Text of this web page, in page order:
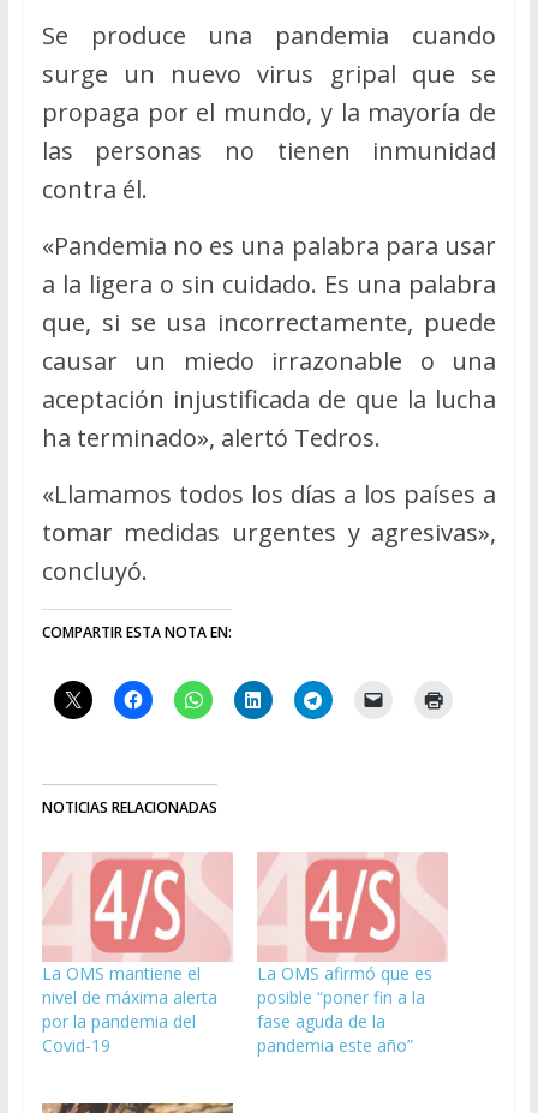
Se produce una pandemia cuando
surge un nuevo virus gripal que se
propaga por el mundo, y la mayoría de
las personas no tienen inmunidad
contra él.
«Pandemia no es una palabra para usar
a la ligera o sin cuidado. Es una palabra
que, si se usa incorrectamente, puede
causar un miedo irrazonable o una
aceptación injustificada de que la lucha
ha terminado», alertó Tedros.
«Llamamos todos los días a los países a
tomar medidas urgentes y agresivas»,
concluyó.
COMPARTIR ESTA NOTA EN:
NOTICIAS RELACIONADAS
La OMS mantiene el
nivel de máxima alerta
por la pandemia del
Covid-19
La OMS afirmó que es
posible “poner fin a la
fase aguda de la
pandemia este año”